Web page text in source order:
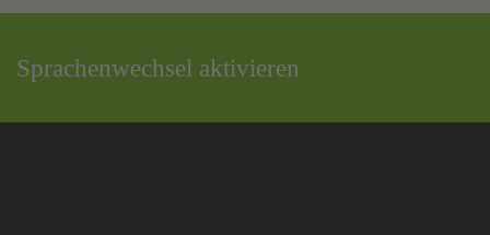
Sprachenwechsel aktivieren